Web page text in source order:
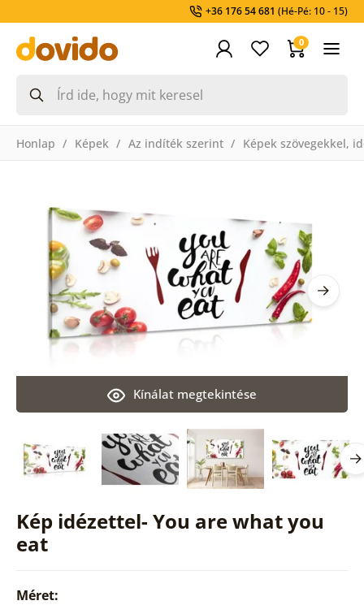
+36 176 54 681 (Hé-Pé: 10 - 15)
0
Honlap Képek Az indíték szerint Képek szövegekkel,
Kép idézettel- You are what you
eat
Kínálat megtekintése
Méret: